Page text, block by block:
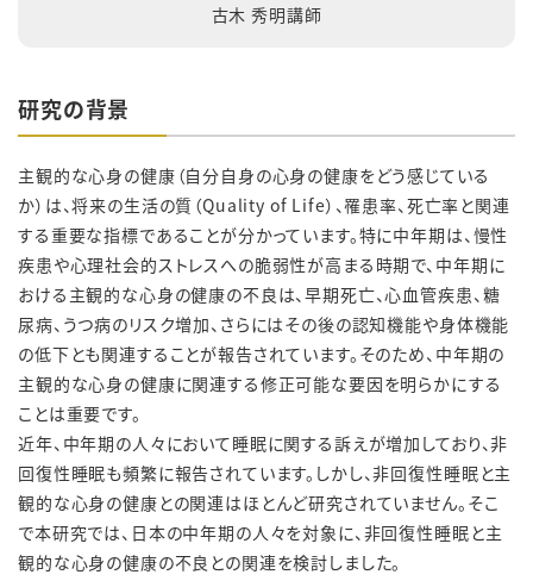
古木 秀明講師
研究の背景
主観的な心身の健康（自分自身の心身の健康をどう感じている
か）は、将来の生活の質（Quality of Life）、罹患率、死亡率と関連
する重要な指標であることが分かっています。特に中年期は、慢性
疾患や心理社会的ストレスへの脆弱性が高まる時期で、中年期に
おける主観的な心身の健康の不良は、早期死亡、心血管疾患、糖
尿病、うつ病のリスク増加、さらにはその後の認知機能や身体機能
の低下とも関連することが報告されています。そのため、中年期の
主観的な心身の健康に関連する修正可能な要因を明らかにする
ことは重要です。
近年、中年期の人々において睡眠に関する訴えが増加しており、非
回復性睡眠も頻繁に報告されています。しかし、非回復性睡眠と主
観的な心身の健康との関連はほとんど研究されていません。そこ
で本研究では、日本の中年期の人々を対象に、非回復性睡眠と主
観的な心身の健康の不良との関連を検討しました。